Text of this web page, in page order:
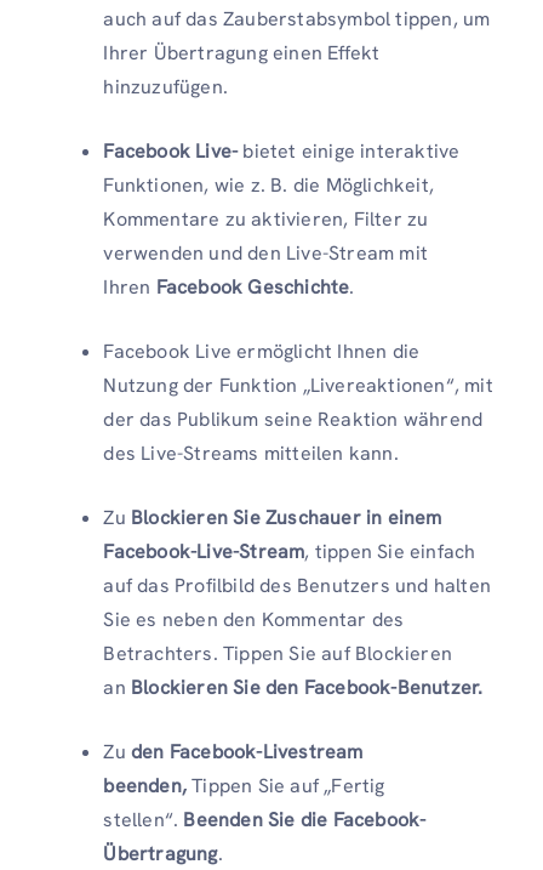
auch auf das Zauberstabsymbol tippen, um
Ihrer Übertragung einen Effekt
hinzuzufügen.
Facebook Live-bietet einige interaktive
Funktionen, wie z. B. die Möglichkeit,
Kommentare zu aktivieren, Filter zu
verwenden und den Live-Stream mit
Ihren Facebook Geschichte.
Facebook Live ermöglicht Ihnen die
Nutzung der Funktion „Livereaktionen“, mit
der das Publikum seine Reaktion während
des Live-Streams mitteilen kann.
Zu Blockieren Sie Zuschauer in einem
Facebook-Live-Stream, tippen Sie einfach
auf das Profilbild des Benutzers und halten
Sie es neben den Kommentar des
Betrachters. Tippen Sie auf Blockieren
an Blockieren Sie den Facebook-Benutzer.
Zu den Facebook-Livestream
beenden,Tippen Sie auf „Fertig
stellen“. Beenden Sie die Facebook-
Übertragung.